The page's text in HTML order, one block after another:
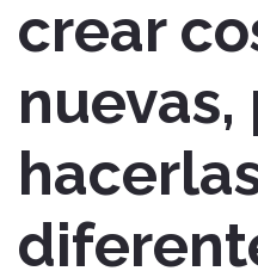
crear
nuevas,